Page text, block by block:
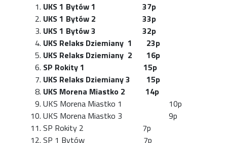
UKS 1 Bytów 1 37p
UKS 1 Bytów 2 33p
UKS 1 Bytów 3 32p
UKS Relaks Dziemiany 1 23p
UKS Relaks Dziemiany 2 16p
SP Rokity 1 15p
UKS Relaks Dziemiany 3 15p
UKS Morena Miastko 2 14p
UKS Morena Miastko 1 10p
UKS Morena Miastko 3 9p
SP Rokity 2 7p
SP 1 Bytów 7p